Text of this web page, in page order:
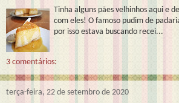
Tinha alguns pães velhinhos aqui e
com eles! O famoso pudim de
por isso estava buscando recei...
3 comentários:
terça-feira, 22 de setembro de 2020